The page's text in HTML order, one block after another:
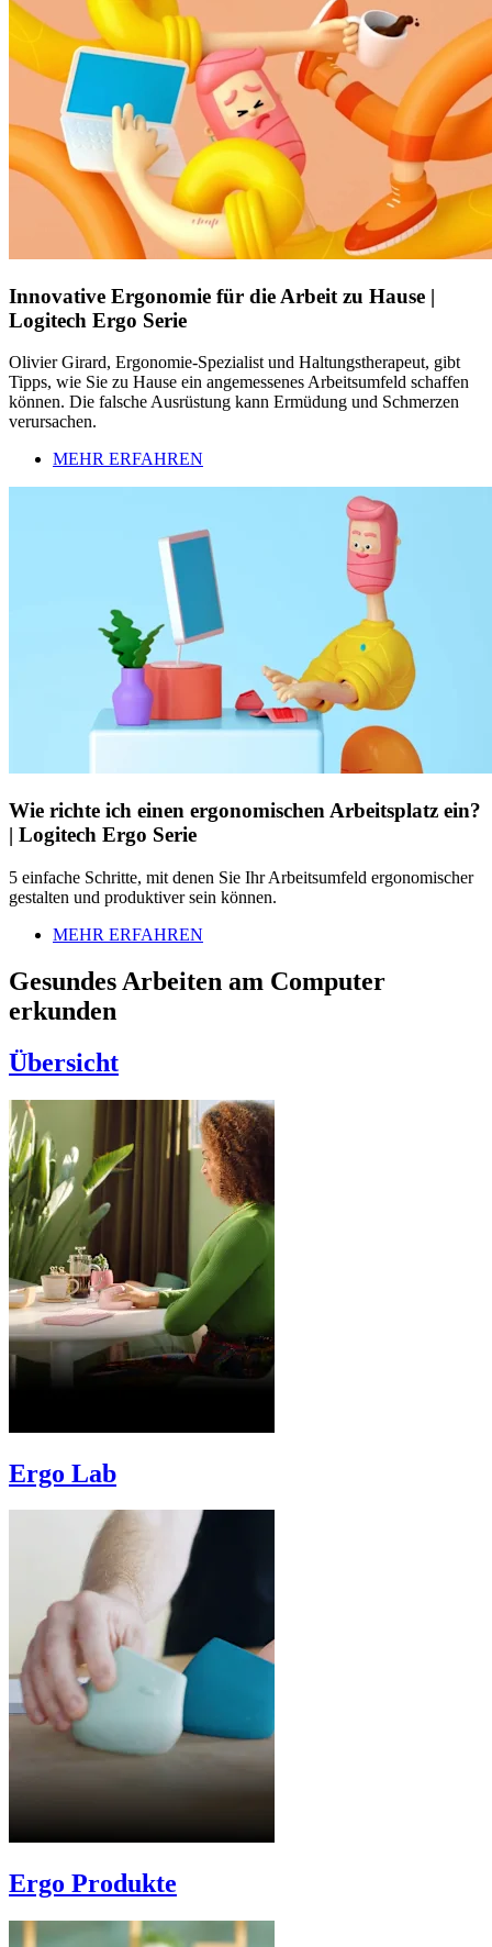
Innovative Ergonomie für die Arbeit zu Hause |
Logitech Ergo Serie
Olivier Girard, Ergonomie-Spezialist und Haltungstherapeut, gibt
Tipps, wie Sie zu Hause ein angemessenes Arbeitsumfeld schaffen
können. Die falsche Ausrüstung kann Ermüdung und Schmerzen
verursachen.
MEHR ERFAHREN
Wie richte ich einen ergonomischen Arbeitsplatz ein?
| Logitech Ergo Serie
5 einfache Schritte, mit denen Sie Ihr Arbeitsumfeld ergonomischer
gestalten und produktiver sein können.
MEHR ERFAHREN
Gesundes Arbeiten am Computer
erkunden
Übersicht
Ergo Lab
Ergo Produkte